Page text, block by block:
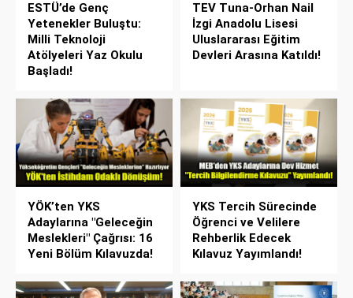
ESTÜ’de Genç
Yetenekler Buluştu:
Milli Teknoloji
Atölyeleri Yaz Okulu
Başladı!
TEV Tuna-Orhan Nail
İzgi Anadolu Lisesi
Uluslararası Eğitim
Devleri Arasına Katıldı!
YÖK’ten YKS
Adaylarına "Geleceğin
Meslekleri" Çağrısı: 16
Yeni Bölüm Kılavuzda!
YKS Tercih Sürecinde
Öğrenci ve Velilere
Rehberlik Edecek
Kılavuz Yayımlandı!